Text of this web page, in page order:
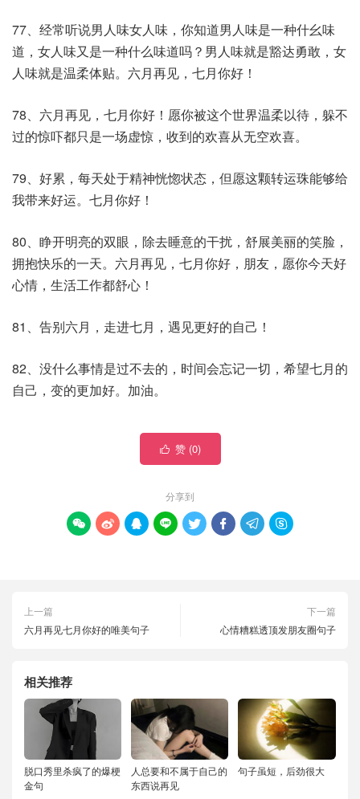
77、经常听说男人味女人味，你知道男人味是一种什幺味
道，女人味又是一种什么味道吗？男人味就是豁达勇敢，女
人味就是温柔体贴。六月再见，七月你好！
78、六月再见，七月你好！愿你被这个世界温柔以待，躲不
过的惊吓都只是一场虚惊，收到的欢喜从无空欢喜。
79、好累，每天处于精神恍惚状态，但愿这颗转运珠能够给
我带来好运。七月你好！
80、睁开明亮的双眼，除去睡意的干扰，舒展美丽的笑脸，
拥抱快乐的一天。六月再见，七月你好，朋友，愿你今天好
心情，生活工作都舒心！
81、告别六月，走进七月，遇见更好的自己！
82、没什么事情是过不去的，时间会忘记一切，希望七月的
自己，变的更加好。加油。
 赞 (0)
分享到
       
上一篇
六月再见七月你好的唯美句子
下一篇
心情糟糕透顶发朋友圈句子
相关推荐
脱口秀里杀疯了的爆梗
金句
人总要和不属于自己的
东西说再见
句子虽短，后劲很大